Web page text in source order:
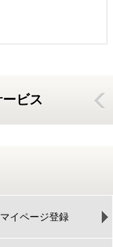
ビス
マイページ登録